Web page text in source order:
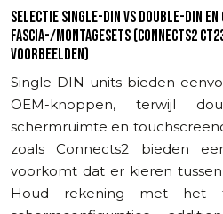
SELECTIE SINGLE-DIN VS DOUBLE-DIN EN
FASCIA-/MONTAGESETS (CONNECTS2
VOORBEELDEN)
Single-DIN units bieden
OEM-knoppen, terwijl
schermruimte en
zoals Connects2 bieden
voorkomt dat er kieren
Houd rekening met het